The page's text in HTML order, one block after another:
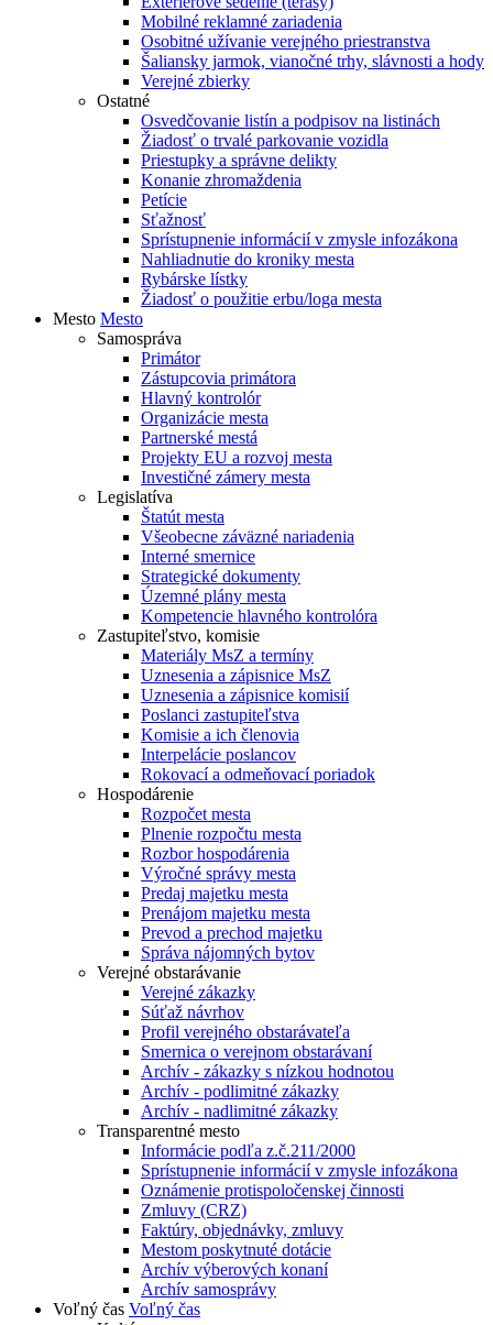
Mobilné reklamné zariadenia
Osobitné užívanie verejného priestranstva
Šaliansky jarmok, vianočné trhy, slávnosti a hody
Verejné zbierky
Ostatné
Osvedčovanie listín a podpisov na listinách
Žiadosť o trvalé parkovanie vozidla
Priestupky a správne delikty
Konanie zhromaždenia
Petície
Sťažnosť
Sprístupnenie informácií v zmysle infozákona
Nahliadnutie do kroniky mesta
Rybárske lístky
Žiadosť o použitie erbu/loga mesta
Mesto Mesto
Samospráva
Primátor
Zástupcovia primátora
Hlavný kontrolór
Organizácie mesta
Partnerské mestá
Projekty EU a rozvoj mesta
Investičné zámery mesta
Legislatíva
Štatút mesta
Všeobecne záväzné nariadenia
Interné smernice
Strategické dokumenty
Územné plány mesta
Kompetencie hlavného kontrolóra
Zastupiteľstvo, komisie
Materiály MsZ a termíny
Uznesenia a zápisnice MsZ
Uznesenia a zápisnice komisií
Poslanci zastupiteľstva
Komisie a ich členovia
Interpelácie poslancov
Rokovací a odmeňovací poriadok
Hospodárenie
Rozpočet mesta
Plnenie rozpočtu mesta
Rozbor hospodárenia
Výročné správy mesta
Predaj majetku mesta
Prenájom majetku mesta
Prevod a prechod majetku
Správa nájomných bytov
Verejné obstarávanie
Verejné zákazky
Súťaž návrhov
Profil verejného obstarávateľa
Smernica o verejnom obstarávaní
Archív - zákazky s nízkou hodnotou
Archív - podlimitné zákazky
Archív - nadlimitné zákazky
Transparentné mesto
Informácie podľa z.č.211/2000
Sprístupnenie informácií v zmysle infozákona
Oznámenie protispoločenskej činnosti
Zmluvy (CRZ)
Faktúry, objednávky, zmluvy
Mestom poskytnuté dotácie
Archív výberových konaní
Archív samosprávy
Voľný čas Voľný čas